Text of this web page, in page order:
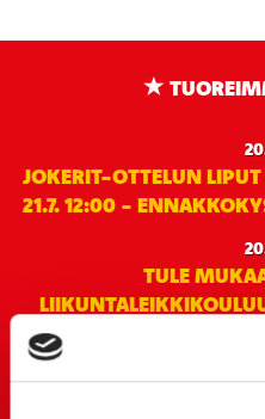
JOKERIT-OTTELUN
21.7. 12:00 -
TULE